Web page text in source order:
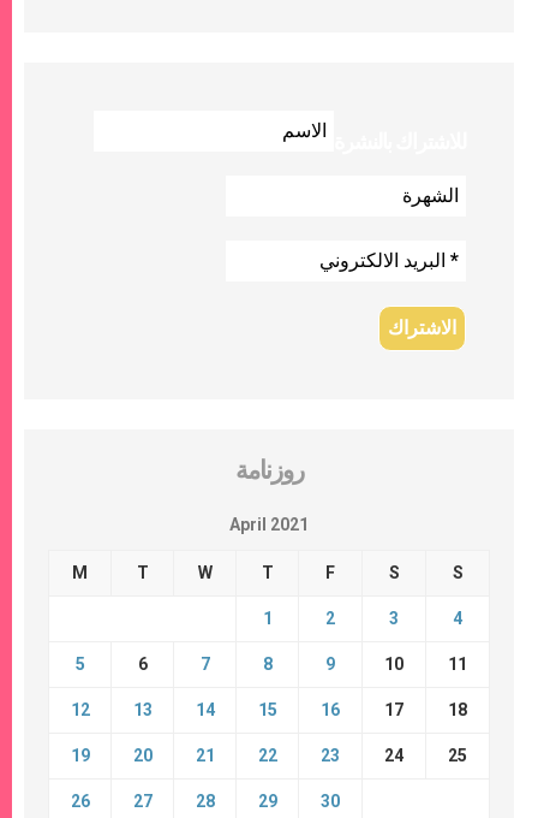
روزنامة
April 2021
M T W T F S S
1 2 3 4
5 6 7 8 9 10 11
12 13 14 15 16 17 18
19 20 21 22 23 24 25
26 27 28 29 30